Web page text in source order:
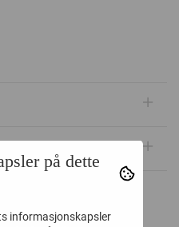
på dette
informasjonskapsler